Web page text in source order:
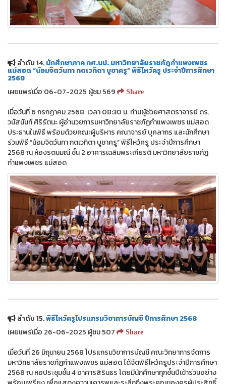
ลำดับ 14.นักศึกษาภาค กศ.บป. มหาวิทยาลัยราชภัฎกำแพงเพชร
แม่สอด “น้อมจิตวันทา กตเวทิตา บูชาครู” พิธีไหว้ครู ประจำปีการศึกษา
2568
เผยแพร่เมื่อ 06-07-2025 ผู้ชม 569
Share
เมื่อวันที่ 6 กรกฏาคม 2568 เวลา 08:30 น. ท่านผู้ช่วยศาสตราจารย์ ดร.
วนัสนันท์ ศิริรัตนะ ผู้อำนวยการมหาวิทยาลัยราชภัฏกำแพงเพชร แม่สอด
ประธานในพิธี พร้อมด้วยคณะผู้บริหาร คณาจารย์ บุคลากร และนักศึกษา
ร่วมพิธี “น้อมจิตวันทา กตเวทิตา บูชาครู” พิธีไหว้ครู ประจำปีการศึกษา
2568 ณ ห้องรตนมณี ชั้น 2 อาคารเฉลิมพระเกียรติ มหาวิทยาลัยราชภัฏ
กำแพงเพชร แม่สอด
ลำดับ 15.พิธีไหว้ครูโปรแกรมวิชาการบัญชี ปีการศึกษา 2568
เผยแพร่เมื่อ 26-06-2025 ผู้ชม 507
Share
เมื่อวันที่ 26 มิถุนายน 2568 โปรแกรมวิชาการบัญชี คณะวิทยาการจัดการ
มหาวิทยาลัยราชภัฏกำแพงเพชร แม่สอด ได้จัดพิธีไหว้ครูประจำปีการศึกษา
2568 ณ หอประชุมชั้น 4 อาคารสิรินธร โดยมีนักศึกษาทุกชั้นปีเข้าร่วมอย่าง